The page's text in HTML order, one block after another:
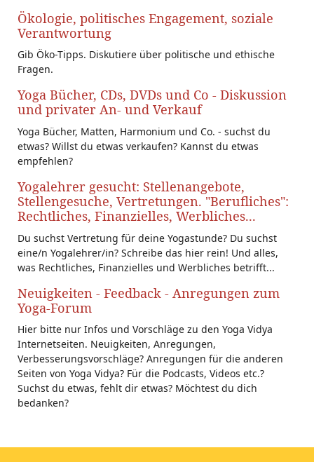
Ökologie, politisches Engagement, soziale
Verantwortung
Gib Öko-Tipps. Diskutiere über politische und ethische
Fragen.
Yoga Bücher, CDs, DVDs und Co - Diskussion
und privater An- und Verkauf
Yoga Bücher, Matten, Harmonium und Co. - suchst du
etwas? Willst du etwas verkaufen? Kannst du etwas
empfehlen?
Yogalehrer gesucht: Stellenangebote,
Stellengesuche, Vertretungen. "Berufliches":
Rechtliches, Finanzielles, Werbliches...
Du suchst Vertretung für deine Yogastunde? Du suchst
eine/n Yogalehrer/in? Schreibe das hier rein! Und alles,
was Rechtliches, Finanzielles und Werbliches betrifft...
Neuigkeiten - Feedback - Anregungen zum
Yoga-Forum
Hier bitte nur Infos und Vorschläge zu den Yoga Vidya
Internetseiten. Neuigkeiten, Anregungen,
Verbesserungsvorschläge? Anregungen für die anderen
Seiten von Yoga Vidya? Für die Podcasts, Videos etc.?
Suchst du etwas, fehlt dir etwas? Möchtest du dich
bedanken?